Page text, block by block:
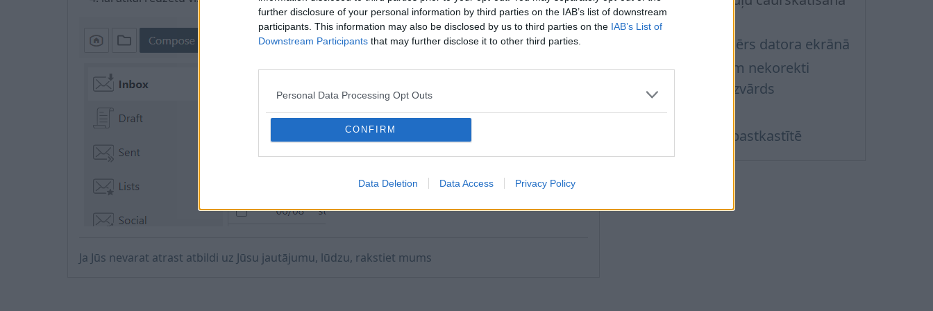
further disclosure of your personal information by third parties on the IAB’s list of downstream
participants. This information may also be disclosed by us to third parties on the IAB’s List of
Downstream Participants that may further disclose it to other third parties.
Personal Data Processing Opt Outs
CONFIRM
Data Deletion Data Access Privacy Policy
Ja Jūs nevarat atrast atbildi uz Jūsu jautājumu, lūdzu, rakstiet mums
mapē
Burtu un bildes izmērs datora ekrānā
Vēstules saņēmējam nekorekti
uzrādās vārds un uzvārds
Sarakste
Vēstuļu kārtošana pastkastītē